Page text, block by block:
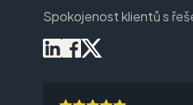
Spokojenost klientů s